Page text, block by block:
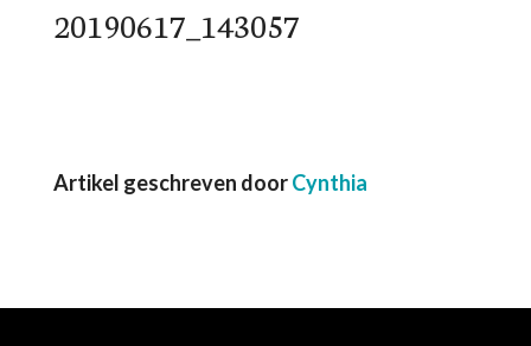
20190617_143057
Artikel geschreven doorCynthia